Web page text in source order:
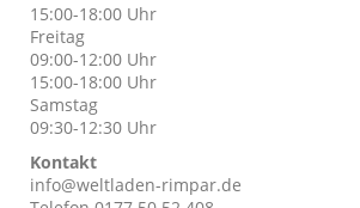
15:00-18:00 Uhr
Freitag
09:00-12:00 Uhr
15:00-18:00 Uhr
Samstag
09:30-12:30 Uhr
Kontakt
info@weltladen-rimpar.de